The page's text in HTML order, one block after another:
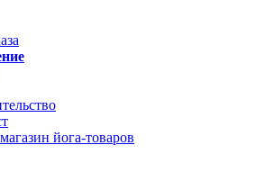
йога-товаров